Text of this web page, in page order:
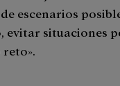
escenarios
evitar situaciones